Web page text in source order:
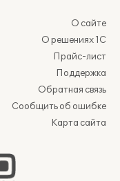
О сайте
О решениях 1С
Прайс-лист
Поддержка
Обратная связь
Сообщить об ошибке
Карта сайта